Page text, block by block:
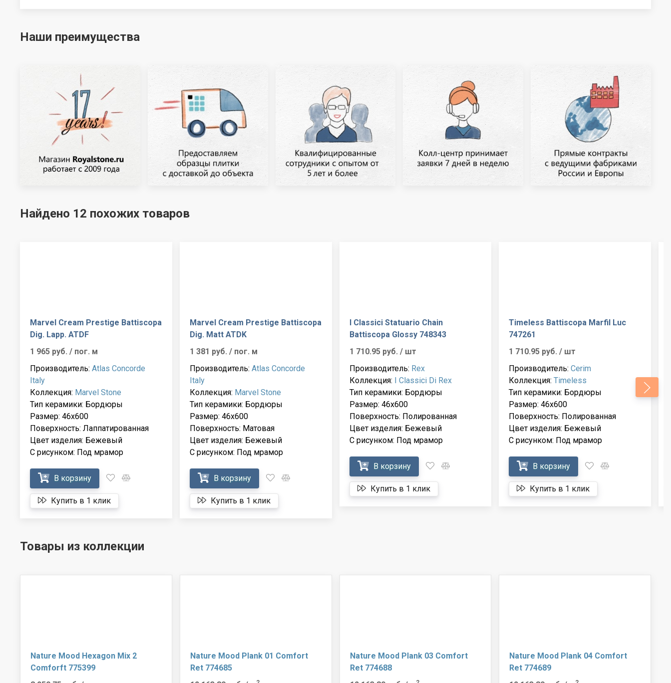
Наши преимущества
Найдено 12 похожих товаров
Marvel Cream Prestige Battiscopa
Dig. Lapp. ATDF
1 965 руб. / пог. м
Производитель: Atlas Concorde
Italy
Коллекция: Marvel Stone
Тип керамики: Бордюры
Размер: 46x600
Поверхность: Лаппатированная
Цвет изделия: Бежевый
С рисунком: Под мрамор
В корзину
Купить в 1 клик
Marvel Cream Prestige Battiscopa
Dig. Matt ATDK
1 381 руб. / пог. м
Производитель: Atlas Concorde
Italy
Коллекция: Marvel Stone
Тип керамики: Бордюры
Размер: 46x600
Поверхность: Матовая
Цвет изделия: Бежевый
С рисунком: Под мрамор
В корзину
Купить в 1 клик
I Classici Statuario Chain
Battiscopa Glossy 748343
1 710.95 руб. / шт
Производитель: Rex
Коллекция: I Classici Di Rex
Тип керамики: Бордюры
Размер: 46x600
Поверхность: Полированная
Цвет изделия: Бежевый
С рисунком: Под мрамор
В корзину
Купить в 1 клик
Timeless Battiscopa Marfil Luc
747261
1 710.95 руб./ шт
Производитель:Cerim
Коллекция:Timeless
Тип керамики: Бордюры
Размер: 46x600
Поверхность: Полированная
Цвет изделия: Бежевый
С рисунком: Под мрамор
В корзину
Купить в 1 клик
Товары из коллекции
Nature Mood Hexagon Mix 2
Comforft 775399
Nature Mood Plank 01 Comfort
Ret 774685
Nature Mood Plank 03 Comfort
Ret 774688
Nature Mood Plank 04 Comfort
Ret 774689